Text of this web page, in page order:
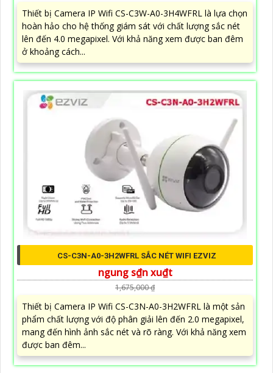
Thiết bị Camera IP Wifi CS-C3W-A0-3H4WFRL là lựa chọn
hoàn hảo cho hệ thống giám sát với chất lượng sắc nét
lên đến 4.0 megapixel. Với khả năng xem được ban đêm
ở khoảng cách...
CS-C3N-A0-3H2WFRL SẮC NÉT WIFI EZVIZ
ngung s₫n xu₫t
1,675,000 ₫
Thiết bị Camera IP Wifi CS-C3N-A0-3H2WFRL là một sản
phẩm chất lượng với độ phân giải lên đến 2.0 megapixel,
mang đến hình ảnh sắc nét và rõ ràng. Với khả năng xem
được ban đêm...